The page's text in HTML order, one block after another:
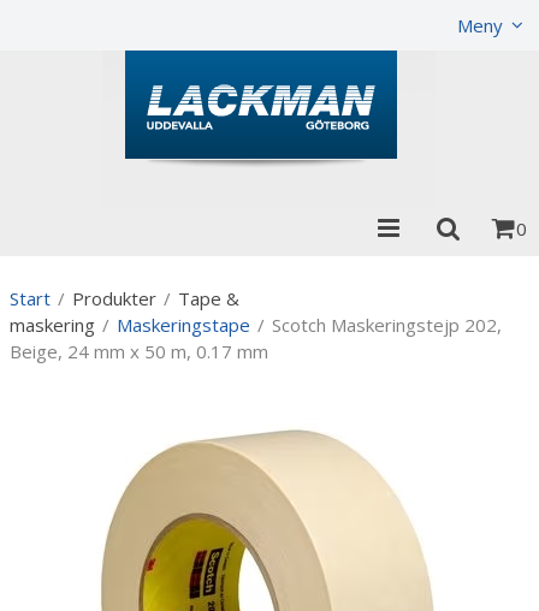
Meny
0
Start / Produkter / Tape &
maskering / Maskeringstape / Scotch Maskeringstejp 202,
Beige, 24 mm x 50 m, 0.17 mm